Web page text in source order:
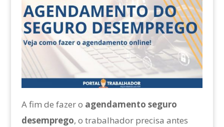
A fim de fazer o agendamento seguro
desemprego, o trabalhador precisa antes